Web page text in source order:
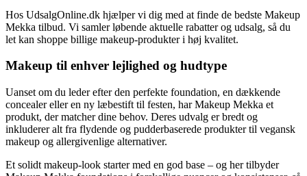
Hos UdsalgOnline.dk hjælper vi dig med at finde de bedste Makeup
Mekka tilbud. Vi samler løbende aktuelle rabatter og udsalg, så du
let kan shoppe billige makeup-produkter i høj kvalitet.
Makeup til enhver lejlighed og hudtype
Uanset om du leder efter den perfekte foundation, en dækkende
concealer eller en ny læbestift til festen, har Makeup Mekka et
produkt, der matcher dine behov. Deres udvalg er bredt og
inkluderer alt fra flydende og pudderbaserede produkter til vegansk
makeup og allergivenlige alternativer.
Et solidt makeup-look starter med en god base – og her tilbyder